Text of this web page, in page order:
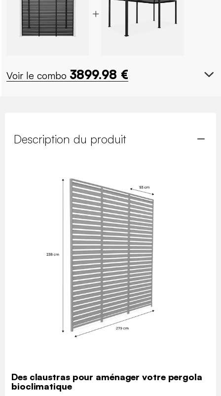
Voir le combo 3899.98 €
Description du produit
Des claustras pour aménager votre pergola
bioclimatique